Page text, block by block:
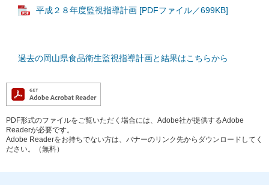
平成２８年度監視指導計画 [PDFファイル／699KB]
過去の岡山県食品衛生監視指導計画と結果はこちらから
PDF形式のファイルをご覧いただく場合には、Adobe社が提供するAdobe
Readerが必要です。
Adobe Readerをお持ちでない方は、バナーのリンク先からダウンロードしてく
ださい。（無料）